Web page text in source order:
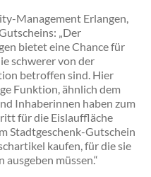
Management Erlangen,
„Der
bietet eine Chance für
schwerer von der
betroffen sind. Hier
Funktion, ähnlich dem
Inhaberinnen haben zum
für die Eislauffläche
Stadtgeschenk-Gutschein
kaufen, für die sie
müssen.“